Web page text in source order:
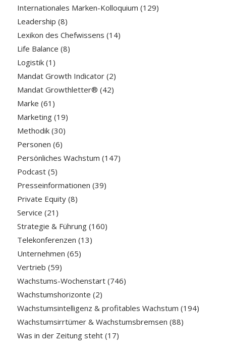
Internationales Marken-Kolloquium (129)
Leadership (8)
Lexikon des Chefwissens (14)
Life Balance (8)
Logistik(1)
Mandat Growth Indicator(2)
Mandat Growthletter® (42)
Marke (61)
Marketing(19)
Methodik(30)
Personen (6)
Persönliches Wachstum (147)
Podcast(5)
Presseinformationen (39)
Private Equity(8)
Service (21)
Strategie & Führung(160)
Telekonferenzen (13)
Unternehmen (65)
Vertrieb (59)
Wachstums-Wochenstart(746)
Wachstumshorizonte (2)
Wachstumsintelligenz & profitables Wachstum (194)
Wachstumsirrtümer & Wachstumsbremsen (88)
Was in der Zeitung steht(17)